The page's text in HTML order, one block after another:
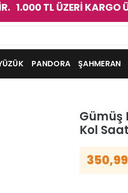
1.000 TL ÜZERİ KARGO
PANDORA ŞAHMERAN
Gümüş
Kol